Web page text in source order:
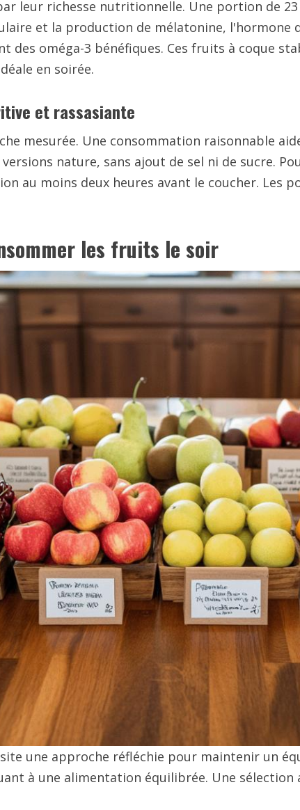
leur richesse nutritionnelle. Une portion de
et la production de mélatonine, l'hormone
des oméga-3 bénéfiques. Ces fruits à coque
en soirée.
et rassasiante
mesurée. Une consommation raisonnable
nature, sans ajout de sel ni de sucre.
au moins deux heures avant le coucher. Les
les fruits le soir
une approche réfléchie pour maintenir un
à une alimentation équilibrée. Une